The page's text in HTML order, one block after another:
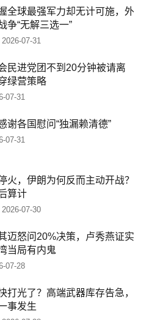
全球最强军力却无计可施，外
争“无解三选一”
2026-07-31
民进党团不到20分钟被请离
绿营策略
07-31
谢各国慰问“独漏赖清德”
07-31
火，伊朗为何反而主动开战？
算计
2026-07-30
迈怒问20%决策，卢秀燕证实
当局有内鬼
07-28
打光了？高端武器库存告急，
事发生